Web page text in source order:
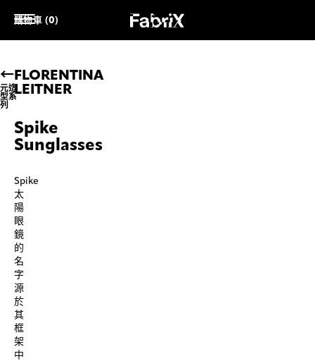
購物車 (0)
元造
型系
列
FLORENTINA
LEITNER
Spike
Sunglasses
Spike
太
陽
眼
鏡
的
名
字
源
於
其
框
架
中